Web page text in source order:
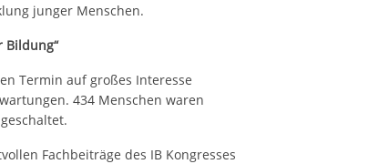
junger Menschen.
Bildung“
Termin auf großes Interesse
434 Menschen waren
Fachbeiträge des IB Kongresses